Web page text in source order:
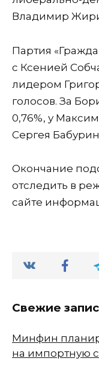
Владимир
Партия
с Ксенией
лидером
голосов. За
0,76%, у
Сергея
Окончание
отследить в
сайте
Свежие
Минфин
на импортную